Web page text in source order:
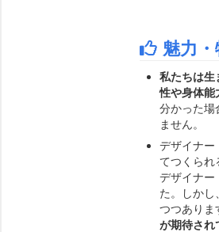
魅力
私たちは生
性や身体能
分かった場
ません。
デザイナー
てつくられ
デザイナー
た。しかし
つつありま
が期待され